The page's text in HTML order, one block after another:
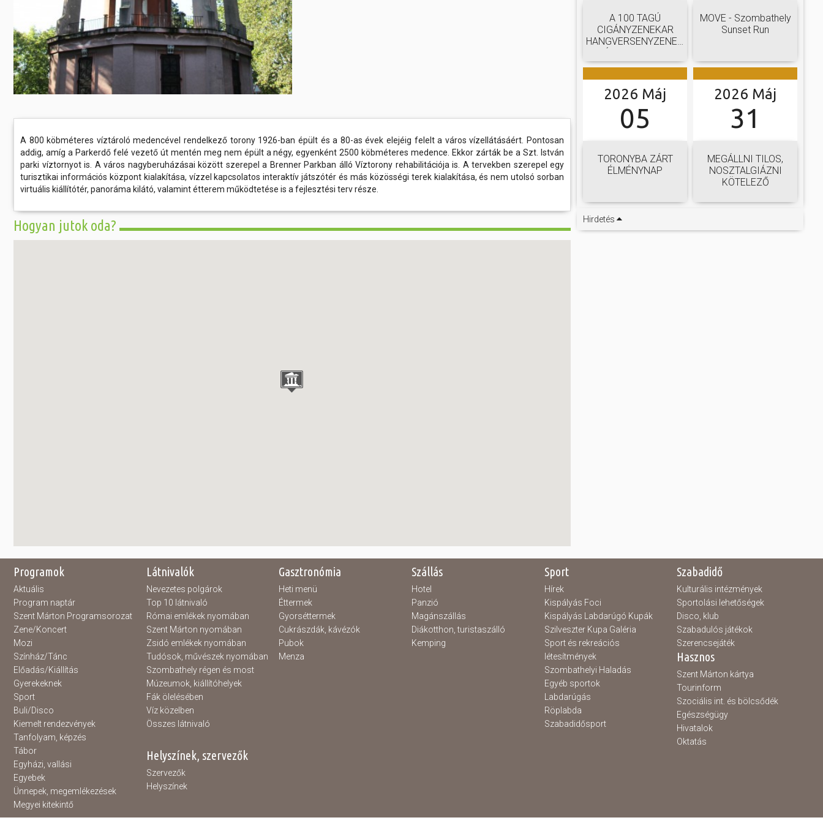
A 100 TAGÚ
CIGÁNYZENEKAR
HANGVERSENYZENEKARI
MOVE - Szombathely
Sunset Run
2026 Máj
05
TORONYBA ZÁRT
ÉLMÉNYNAP
2026 Máj
31
MEGÁLLNI TILOS,
NOSZTALGIÁZNI
KÖTELEZŐ
Hirdetés
A 800 köbméteres víztároló medencével rendelkező torony 1926-ban épült és a 80-as évek elejéig felelt a város vízellátásáért. Pontosan
addig, amíg a Parkerdő felé vezető út mentén meg nem épült a négy, egyenként 2500 köbméteres medence. Ekkor zárták be a Szt. István
parki víztornyot is. A város nagyberuházásai között szerepel a Brenner Parkban álló Víztorony rehabilitációja is. A tervekben szerepel egy
turisztikai információs központ kialakítása, vízzel kapcsolatos interaktív játszótér és más közösségi terek kialakítása, és nem utolsó sorban
virtuális kiállítótér, panoráma kilátó, valamint étterem működtetése is a fejlesztési terv része.
Hogyan jutok oda?
Programok
Aktuális
Program naptár
Szent Márton Programsorozat
Zene/Koncert
Mozi
Színház/Tánc
Előadás/Kiállítás
Gyerekeknek
Sport
Buli/Disco
Kiemelt rendezvények
Tanfolyam, képzés
Tábor
Egyházi, vallási
Egyebek
Ünnepek, megemlékezések
Megyei kitekintő
Látnivalók
Nevezetes polgárok
Top 10 látnivaló
Római emlékek nyomában
Szent Márton nyomában
Zsidó emlékek nyomában
Tudósok, művészek nyomában
Szombathely régen és most
Múzeumok, kiállítóhelyek
Fák ölelésében
Víz közelben
Összes látnivaló
Gasztronómia
Heti menü
Éttermek
Gyorséttermek
Cukrászdák, kávézók
Pubok
Menza
Szállás
Hotel
Panzió
Magánszállás
Diákotthon, turistaszálló
Kemping
Sport
Hírek
Kispályás Foci
Kispályás Labdarúgó Kupák
Szilveszter Kupa Galéria
Sport és rekreációs
létesítmények
Szombathelyi Haladás
Egyéb sportok
Labdarúgás
Röplabda
Szabadidősport
Szabadidő
Kulturális intézmények
Sportolási lehetőségek
Disco, klub
Szabadulós játékok
Szerencsejáték
Hasznos
Szent Márton kártya
Tourinform
Szociális int. és bölcsődék
Egészségügy
Hivatalok
Oktatás
Helyszínek, szervezők
Szervezők
Helyszínek